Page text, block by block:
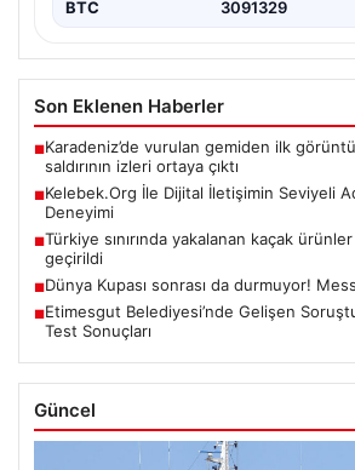
BTC 3091329
Son Eklenen Haberler
■Karadeniz’de vurulan gemiden ilk
saldırının izleri ortaya çıktı
■Kelebek.Org İle Dijital İletişimin Seviyeli
Deneyimi
■Türkiye sınırında yakalanan kaçak
geçirildi
■Dünya Kupası sonrası da durmuyor!
■Etimesgut Belediyesi’nde Gelişen
Test Sonuçları
Güncel